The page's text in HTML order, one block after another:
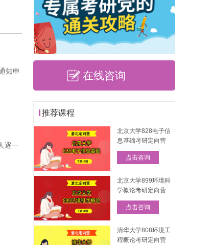
知申
逐一
在线咨询
推荐课程
北京大学828电子信
息基础考研定向营
点击咨询
北京大学899环境科
学概论考研定向营
点击咨询
清华大学808环境工
程概论考研定向营